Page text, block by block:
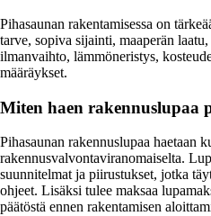
Pihasaunan rakentamisessa on
tarve, sopiva sijainti, maaperän
ilmanvaihto, lämmöneristys,
määräykset.
Miten haen rakennuslupaa
Pihasaunan rakennuslupaa haetaan
rakennusvalvontaviranomaiselta.
suunnitelmat ja piirustukset, jotka
ohjeet. Lisäksi tulee maksaa
päätöstä ennen rakentamisen